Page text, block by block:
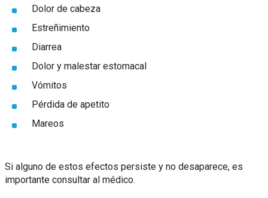
Dolor de cabeza
Estreñimiento
Diarrea
Dolor y malestar estomacal
Vómitos
Pérdida de apetito
Mareos
Si alguno de estos efectos persiste y no desaparece, es
importante consultar al médico.